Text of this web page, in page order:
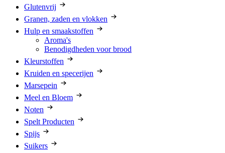
Glutenvrij
Granen, zaden en vlokken
Hulp en smaakstoffen
Aroma's
Benodigdheden voor brood
Kleurstoffen
Kruiden en specerijen
Marsepein
Meel en Bloem
Noten
Spelt Producten
Spijs
Suikers